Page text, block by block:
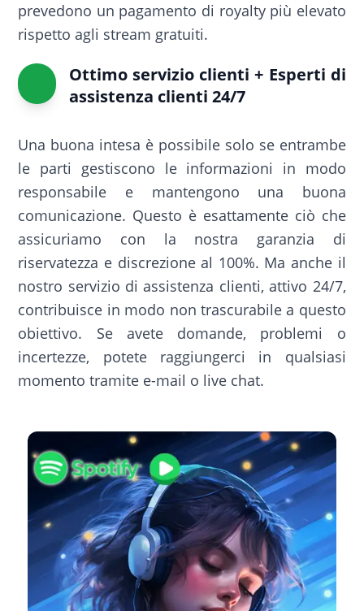
prevedono un pagamento di royalty più elevato
rispetto agli stream gratuiti.
Ottimo servizio clienti + Esperti di
assistenza clienti 24/7
Una buona intesa è possibile solo se entrambe
le parti gestiscono le informazioni in modo
responsabile e mantengono una buona
comunicazione. Questo è esattamente ciò che
assicuriamo con la nostra garanzia di
riservatezza e discrezione al 100%. Ma anche il
nostro servizio di assistenza clienti, attivo 24/7,
contribuisce in modo non trascurabile a questo
obiettivo. Se avete domande, problemi o
incertezze, potete raggiungerci in qualsiasi
momento tramite e-mail o live chat.